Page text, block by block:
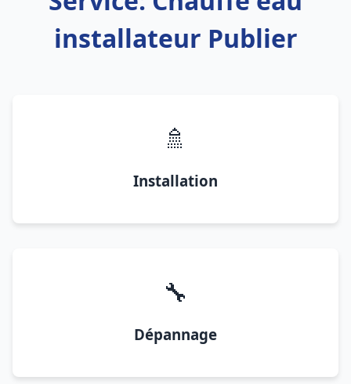
installateur Publier
🚿
Installation
🔧
Dépannage